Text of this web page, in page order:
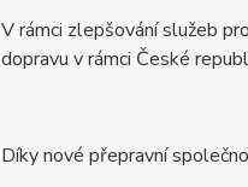
V rámci zlepšování služeb
dopravu v rámci České
Díky nové přepravní